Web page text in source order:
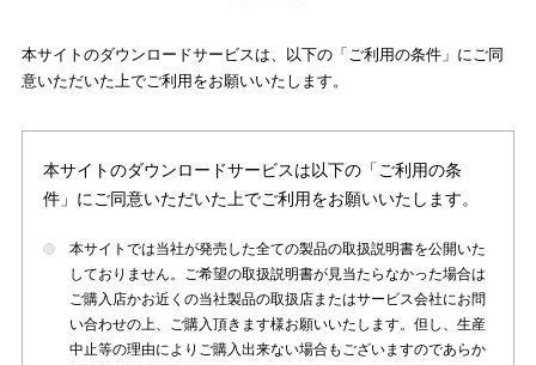
本サイトのダウンロードサービスは、以下の「ご利用の条件」にご同
意いただいた上でご利用をお願いいたします。
本サイトのダウンロードサービスは以下の「ご利用の条
件」にご同意いただいた上でご利用をお願いいたします。
本サイトでは当社が発売した全ての製品の取扱説明書を公開いた
しておりません。ご希望の取扱説明書が見当たらなかった場合は
ご購入店かお近くの当社製品の取扱店またはサービス会社にお問
い合わせの上、ご購入頂きます様お願いいたします。但し、生産
中止等の理由によりご購入出来ない場合もございますのであらか